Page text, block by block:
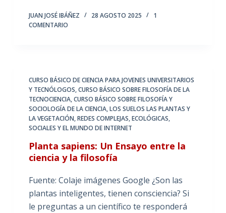
JUAN JOSÉ IBÁÑEZ 28 AGOSTO 2025
1
COMENTARIO
CURSO BÁSICO DE CIENCIA PARA JOVENES UNIVERSITARIOS
Y TECNÓLOGOS,CURSO BÁSICO SOBRE FILOSOFÍA DE LA
TECNOCIENCIA,CURSO BÁSICO SOBRE FILOSOFÍA Y
SOCIOLOGÍA DE LA CIENCIA,LOS SUELOS LAS PLANTAS Y
LA VEGETACIÓN,REDES COMPLEJAS, ECOLÓGICAS,
SOCIALES Y EL MUNDO DE INTERNET
Planta sapiens: Un Ensayo entre la
ciencia y la filosofía
Fuente: Colaje imágenes Google ¿Son las
plantas inteligentes, tienen consciencia? Si
le preguntas a un científico te responderá